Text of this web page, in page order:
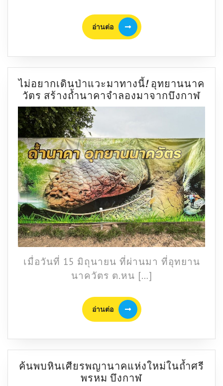
นี้
ด้วย
อ่านต่อ
อ่าน
ต่อ
ไม่อยากเดินป่าแวะมาทางนี้! อุทยานนาค
วัตร สร้างถ้ำนาคาจำลองมาจากบึงกาฬไม่
อยา
แวะ
มา
ทาง
นี้!
อุทย
นาค
วัตร
สร้า
ถ้ำ
นาค
เมื่อวันที่ 15 มิถุนายน ที่ผ่านมา ที่อุทยาน
นาควัตร ต.หน […]
อ่านต่อ
อ่าน
ต่อ
ค้นพบหินเศียรพญานาคแห่งใหม่ในถ้ำศรี
พรหม บึงกาฬค้น